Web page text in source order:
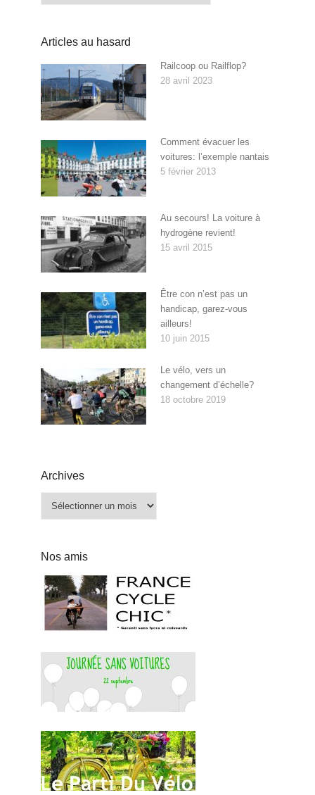
Articles au hasard
Railcoop ou Railflop?
28 avril 2023
Comment évacuer les
voitures: l’exemple nantais
5 février 2013
Au secours! La voiture à
hydrogène revient!
15 avril 2015
Être con n’est pas un
handicap, garez-vous
ailleurs!
10 juin 2015
Le vélo, vers un
changement d’échelle?
18 octobre 2019
Archives
Nos amis